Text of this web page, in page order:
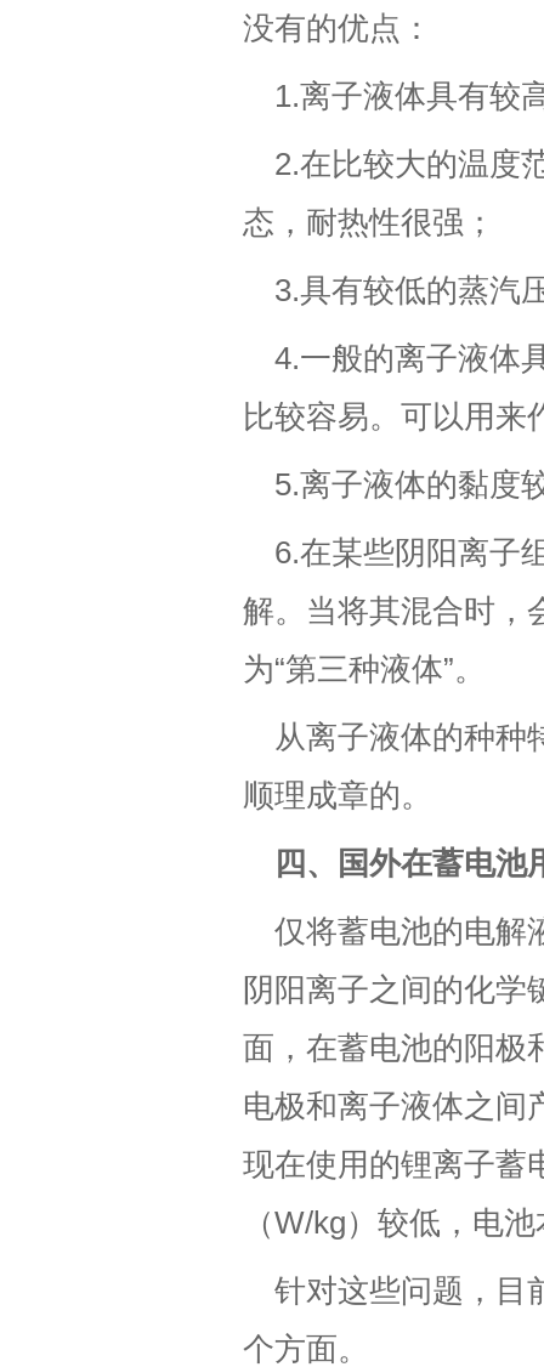
没有的优点：
1.离子液体具有较
2.在比较大的温度
态，耐热性很强；
3.具有较低的蒸汽
4.一般的离子液体
比较容易。可以用来
5.离子液体的黏度
6.在某些阴阳离子
解。当将其混合时，
为“第三种液体”。
从离子液体的种种
顺理成章的。
四、国外在蓄电池
仅将蓄电池的电解
阴阳离子之间的化学
面，在蓄电池的阳极
电极和离子液体之间
现在使用的锂离子蓄
（W/kg）较低，电
针对这些问题，目
个方面。